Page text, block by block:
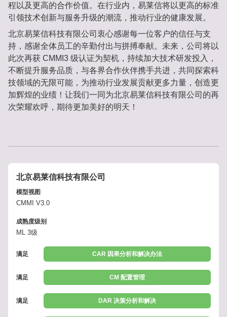
程以及更高的合作价值。在行业内，易莱信将以更高的标准
引领技术创新与服务升级的潮流，推动行业的健康发展。
北京易莱信科技有限公司衷心感谢每一位客户的信任与支
持，感谢全体员工的辛勤付出与拼搏奉献。未来，公司将以
此次再获 CMMI3 级认证为契机，持续加大技术研发投入，
不断提升服务品质，与各界合作伙伴携手共进，共同探索科
技领域的无限可能，为推动行业发展贡献更多力量，创造更
加辉煌的业绩！让我们一同为北京易莱信科技有限公司的再
次荣耀欢呼，期待更加美好的明天！
北京易莱信科技有限公司
模型视图
CMMI V3.0
成熟度级别
ML 3级
满足 CAR 因果分析和解决办法
满足 CM 配置管理
满足 DAR 决策分析和解决